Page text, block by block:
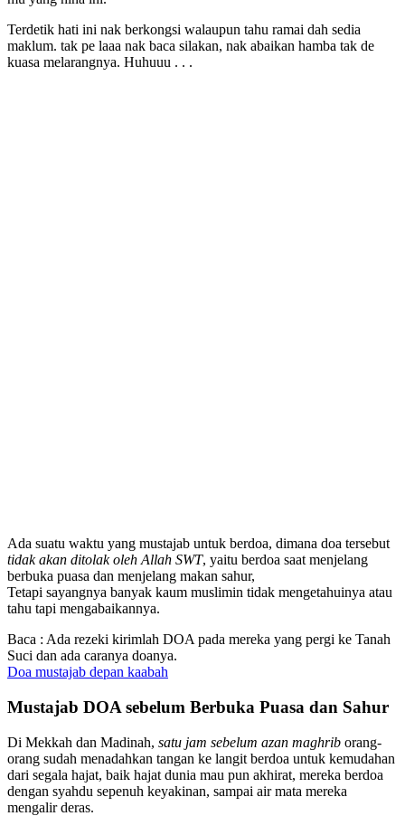
Terdetik hati ini nak berkongsi walaupun tahu ramai dah sedia
maklum. tak pe laaa nak baca silakan, nak abaikan hamba tak de
kuasa melarangnya. Huhuuu . . .
Ada suatu waktu yang mustajab untuk berdoa, dimana doa tersebut
tidak akan ditolak oleh Allah SWT, yaitu berdoa saat menjelang
berbuka puasa dan menjelang makan sahur,
Tetapi sayangnya banyak kaum muslimin tidak mengetahuinya atau
tahu tapi mengabaikannya.
Baca : Ada rezeki kirimlah DOA pada mereka yang pergi ke Tanah
Suci dan ada caranya doanya.
Doa mustajab depan kaabah
Mustajab DOA sebelum Berbuka Puasa dan Sahur
Di Mekkah dan Madinah, satu jam sebelum azan maghrib orang-
orang sudah menadahkan tangan ke langit berdoa untuk kemudahan
dari segala hajat, baik hajat dunia mau pun akhirat, mereka berdoa
dengan syahdu sepenuh keyakinan, sampai air mata mereka
mengalir deras.